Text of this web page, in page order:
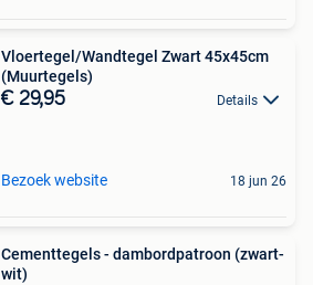
Vloertegel/Wandtegel Zwart 45x45cm
(Muurtegels)
€ 29,95 Details
Bezoek website 18 jun 26
Cementtegels - dambordpatroon (zwart-
wit)